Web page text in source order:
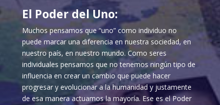
El Poder del Uno:
Muchos pensamos que “uno” como individuo no
puede marcar una diferencia en nuestra sociedad, en
nuestro país, en nuestro mundo. Como seres
individuales pensamos que no tenemos ningún tipo de
influencia en crear un cambio que puede hacer
progresar y evolucionar a la humanidad y justamente
de esa manera actuamos la mayoría. Ese es el Poder